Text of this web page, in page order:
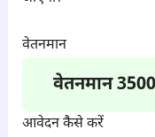
वेतनमान
वेतनमान
आवेदन कैसे करें